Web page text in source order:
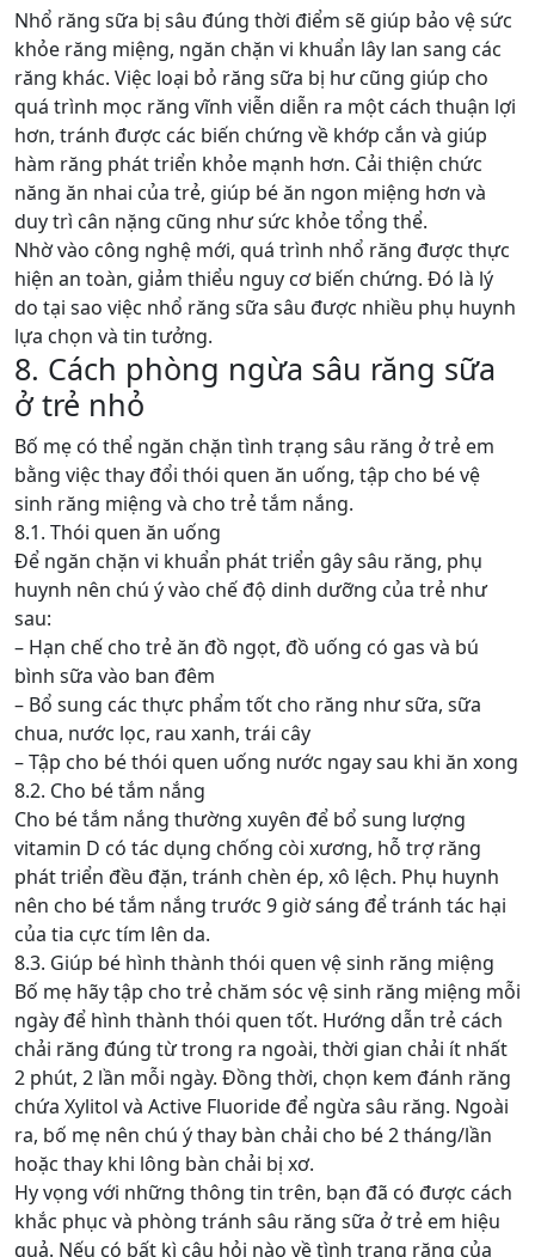
Nhổ răng sữa bị sâu đúng thời điểm sẽ giúp bảo vệ sức
khỏe răng miệng, ngăn chặn vi khuẩn lây lan sang các
răng khác. Việc loại bỏ răng sữa bị hư cũng giúp cho
quá trình mọc răng vĩnh viễn diễn ra một cách thuận lợi
hơn, tránh được các biến chứng về khớp cắn và giúp
hàm răng phát triển khỏe mạnh hơn. Cải thiện chức
năng ăn nhai của trẻ, giúp bé ăn ngon miệng hơn và
duy trì cân nặng cũng như sức khỏe tổng thể.
Nhờ vào công nghệ mới, quá trình nhổ răng được thực
hiện an toàn, giảm thiểu nguy cơ biến chứng. Đó là lý
do tại sao việc nhổ răng sữa sâu được nhiều phụ huynh
lựa chọn và tin tưởng.
8. Cách phòng ngừa sâu răng sữa
ở trẻ nhỏ
Bố mẹ có thể ngăn chặn tình trạng sâu răng ở trẻ em
bằng việc thay đổi thói quen ăn uống, tập cho bé vệ
sinh răng miệng và cho trẻ tắm nắng.
8.1. Thói quen ăn uống
Để ngăn chặn vi khuẩn phát triển gây sâu răng, phụ
huynh nên chú ý vào chế độ dinh dưỡng của trẻ như
sau:
– Hạn chế cho trẻ ăn đồ ngọt, đồ uống có gas và bú
bình sữa vào ban đêm
– Bổ sung các thực phẩm tốt cho răng như sữa, sữa
chua, nước lọc, rau xanh, trái cây
– Tập cho bé thói quen uống nước ngay sau khi ăn xong
8.2. Cho bé tắm nắng
Cho bé tắm nắng thường xuyên để bổ sung lượng
vitamin D có tác dụng chống còi xương, hỗ trợ răng
phát triển đều đặn, tránh chèn ép, xô lệch. Phụ huynh
nên cho bé tắm nắng trước 9 giờ sáng để tránh tác hại
của tia cực tím lên da.
8.3. Giúp bé hình thành thói quen vệ sinh răng miệng
Bố mẹ hãy tập cho trẻ chăm sóc vệ sinh răng miệng mỗi
ngày để hình thành thói quen tốt. Hướng dẫn trẻ cách
chải răng đúng từ trong ra ngoài, thời gian chải ít nhất
2 phút, 2 lần mỗi ngày. Đồng thời, chọn kem đánh răng
chứa Xylitol và Active Fluoride để ngừa sâu răng. Ngoài
ra, bố mẹ nên chú ý thay bàn chải cho bé 2 tháng/lần
hoặc thay khi lông bàn chải bị xơ.
Hy vọng với những thông tin trên, bạn đã có được cách
khắc phục và phòng tránh sâu răng sữa ở trẻ em hiệu
quả. Nếu có bất kì câu hỏi nào về tình trạng răng của